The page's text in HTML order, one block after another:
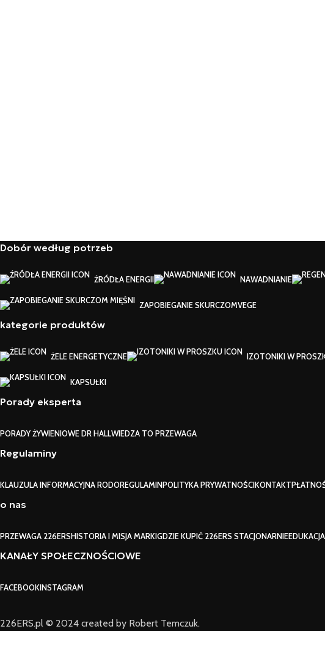
Dobór według potrzeb
ŹRÓDŁA ENERGII NAWADNIANIE
ZAPOBIEGANIE SKURCZOMVEGE
kategorie produktów
ŻELE ENERGETYCZNE IZOTONIKI W
KAPSUŁKI
Porady eksperta
PORADY ŻYWIENIOWE DR HALLWIEDZA TO PRZEWAGA
Regulaminy
KLAUZULA INFORMACYJNA RODOREGULAMINPOLITYKA PRYWATNOŚCIKONTAKT
o nas
PRZEWAGA 226ERSHISTORIA I MISJA MARKIGDZIE KUPIĆ 226ERS STACJONARNIEEDUKACJA
KANAŁY SPOŁECZNOŚCIOWE
FACEBOOKINSTAGRAM
226ERS.pl © 2024 created by Robert Temczuk.